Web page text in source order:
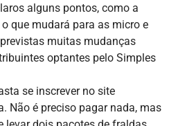
alguns pontos, como a
que mudará para as micro e
muitas mudanças
optantes pelo Simples
se inscrever no site
Não é preciso pagar nada, mas